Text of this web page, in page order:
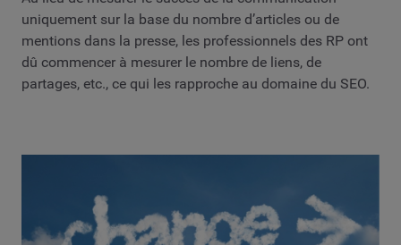
uniquement sur la base du nombre d’articles ou de
mentions dans la presse, les professionnels des RP ont
dû commencer à mesurer le nombre de liens, de
partages, etc., ce qui les rapproche au domaine du SEO.